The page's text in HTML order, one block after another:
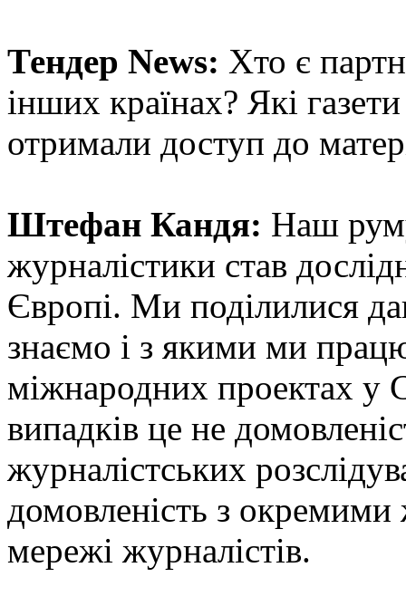
Тендер News: Хто є
інших країнах? Які газети
отримали доступ до
Штефан Кандя: Наш
журналістики став
Європі. Ми поділилися
знаємо і з якими ми
міжнародних проектах у
випадків це не
журналістських
домовленість з окремими
мережі журналістів.